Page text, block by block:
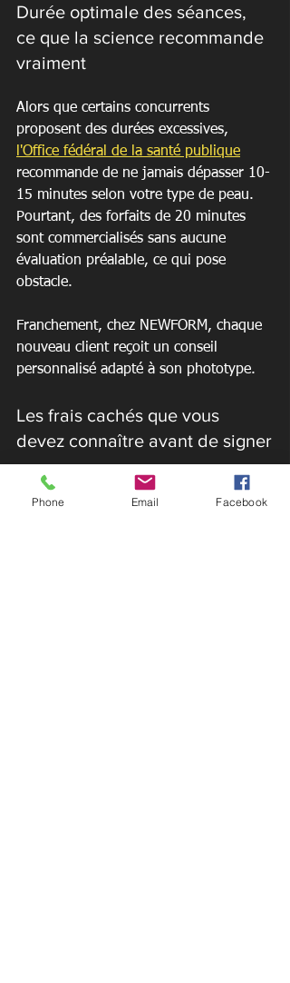
Durée optimale des séances,
ce que la science recommande
vraiment
Alors que certains concurrents
proposent des durées excessives,
l'Office fédéral de la santé publique
recommande de ne jamais dépasser 10-
15 minutes selon votre type de peau.
Pourtant, des forfaits de 20 minutes
sont commercialisés sans aucune
évaluation préalable, ce qui pose
obstacle.
Franchement, chez NEWFORM, chaque
nouveau client reçoit un conseil
personnalisé adapté à son phototype.
Les frais cachés que vous
devez connaître avant de signer
Les coûts supplémentaires surgissent
souvent après signature. Lunettes
Phone Email Facebook